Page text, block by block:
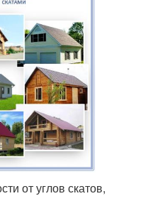
от углов скатов,